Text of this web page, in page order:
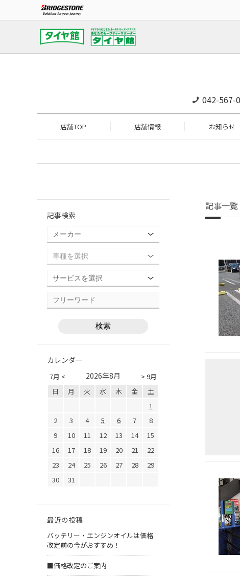
042-567-
店舗TOP 店舗情報 お知らせ
記事一覧
記事検索
カレンダー
7月 < > 9月
2026年8月
日 月 火 水 木 金
土
1
2
3 4 5 6 7
8
9
10 11 12 13 14
15
16
17 18 19 20 21
22
23
24 25 26 27 28
29
30
31
最近の投稿
バッテリー・エンジンオイルは価格
改定前の今がおすすめ！
■価格改定のご案内